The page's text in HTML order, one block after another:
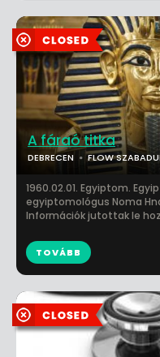
A fáraó titka
DEBRECEN FLOW
1960.02.01. Egyiptom.
egyiptomológus Noma
Információk jutottak le
TOVÁBB